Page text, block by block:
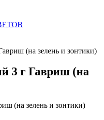
(на зелень и зонтики)
3 г Гавриш (на